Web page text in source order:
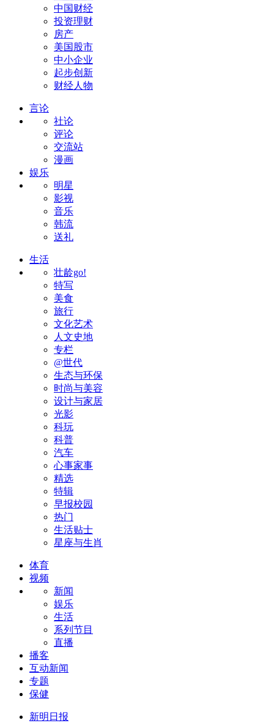
中国财经
投资理财
房产
美国股市
中小企业
起步创新
财经人物
言论
社论
评论
交流站
漫画
娱乐
明星
影视
音乐
韩流
送礼
生活
壮龄go!
特写
美食
旅行
文化艺术
人文史地
专栏
@世代
生态与环保
时尚与美容
设计与家居
光影
科玩
科普
汽车
心事家事
精选
特辑
早报校园
热门
生活贴士
星座与生肖
体育
视频
新闻
娱乐
生活
系列节目
直播
播客
互动新闻
专题
保健
新明日报